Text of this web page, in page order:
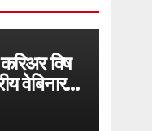
विष
वेबिनारला